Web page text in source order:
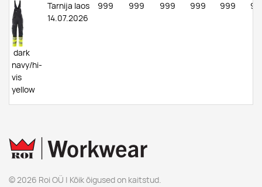
dark
navy/hi-
vis
yellow
Tarnija laos
14.07.2026
999 999 999 999 999
© 2026 Roi OÜ | Kõik õigused on kaitstud.